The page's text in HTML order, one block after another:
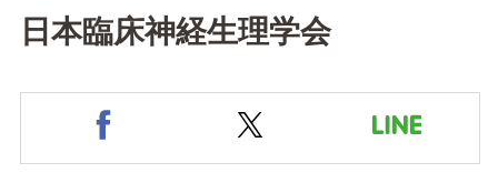
日本臨床神経生理学会